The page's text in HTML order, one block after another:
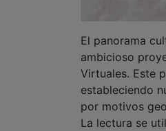
El panorama
ambicioso
Virtuales. Este
estableciendo
por motivos
La lectura se